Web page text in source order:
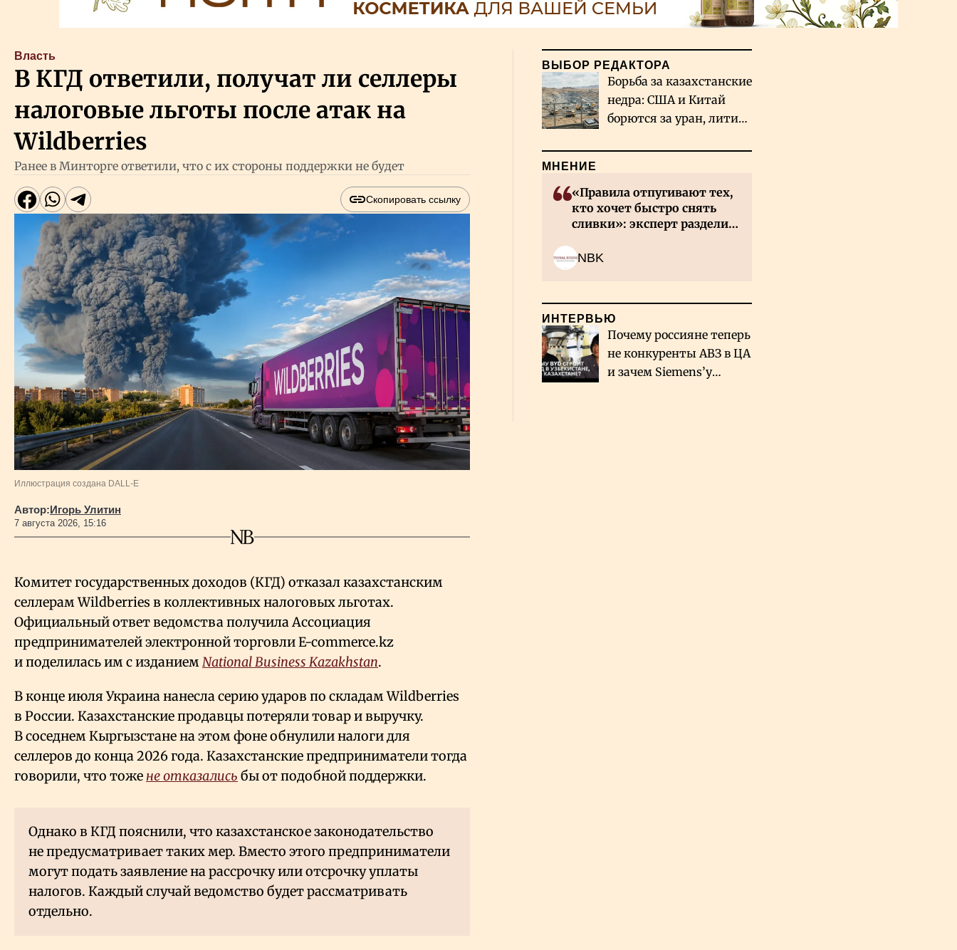
Власть
В КГД ответили, получат ли селлеры
налоговые льготы после атак на
Wildberries
Ранее в Минторге ответили, что с их стороны поддержки не будет
Скопировать ссылку
Иллюстрация создана DALL-E
Автор:Игорь Улитин
7 августа 2026, 15:16
Комитет государственных доходов (КГД) отказал казахстанским
селлерам Wildberries в коллективных налоговых льготах.
Официальный ответ ведомства получила Ассоциация
предпринимателей электронной торговли E-commerce.kz
и поделилась им с изданиемNational Business Kazakhstan.
В конце июля Украина нанесла серию ударов по складам Wildberries
в России. Казахстанские продавцы потеряли товар и выручку.
В соседнем Кыргызстане на этом фоне обнулили налоги для
селлеров до конца 2026 года. Казахстанские предприниматели тогда
говорили, что тоже не отказались бы от подобной поддержки.
Однако в КГД пояснили, что казахстанское законодательство
не предусматривает таких мер. Вместо этого предприниматели
могут подать заявление на рассрочку или отсрочку уплаты
налогов. Каждый случай ведомство будет рассматривать
отдельно.
ВЫБОР РЕДАКТОРА
Борьба за казахстанские
недра: США и Китай
борются за уран, литий
МНЕНИЕ
«Правила отпугивают тех,
кто хочет быстро снять
сливки»: эксперт разделил
NBK
ИНТЕРВЬЮ
Почему россияне теперь
не конкуренты АВЗ в ЦА
и зачем Siemens’у